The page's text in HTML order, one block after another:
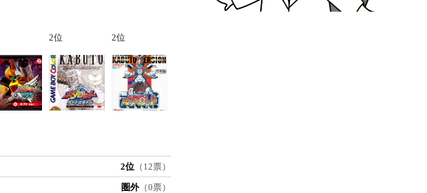
2位 2位
2位 （12票）
圏外（0票）